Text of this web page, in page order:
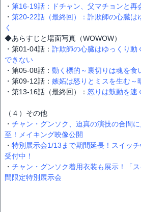
・ 第16-19話：ドチャン、父マチョンと再
・ 第20-22話（最終回）：詐欺師の心臓は
く
◆あらすじと場面写真（WOWOW）
・第01-04話： 詐欺師の心臓はゆっくり動
できない
・第05-08話： 動く標的～裏切りは魂を食
・第09-12話： 嫉妬は怒りとミスを生む～
・第13-16話（最終回）： 怒りは鼓動を速
（４）その他
・ チャン・グンソク、迫真の演技の合間
至！メイキング映像公開
・ 特別展示会1/13まで期間延長！スイッ
受付中！
・ チャン・グンソク着用衣装も展示！「
間限定特別展示会